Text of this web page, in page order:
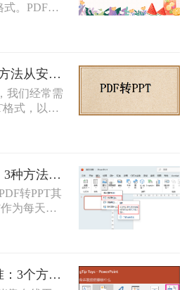
式。PDF文
改性而广受
演示功能
式，以便
么pdf怎么
介绍几种将
帮助您轻松
电脑PDF转PPT：4种方法从安装到输出的完整对比！
我们经常需
格式，以便
那么电脑如
四种常见
PDF转PPT免费转换：3种方法的隐藏功能和效率差异！
转PPT其
为每天处
我见过太
坑过——要
片格式，
业数据，转
PDF转PPT免费且精准：3个方法的转换精度和避坑指南！